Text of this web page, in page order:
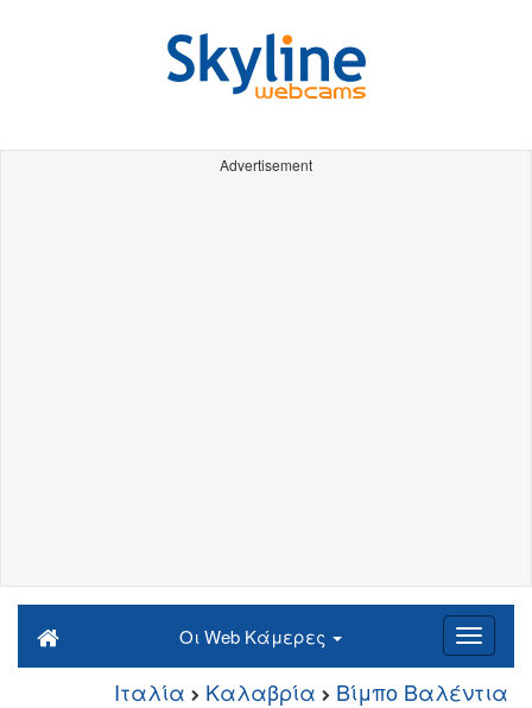
Advertisement
Οι Web Κάμερες
Ιταλία Καλαβρία Βίμπο Βαλέντια